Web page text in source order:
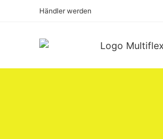
Händler werden